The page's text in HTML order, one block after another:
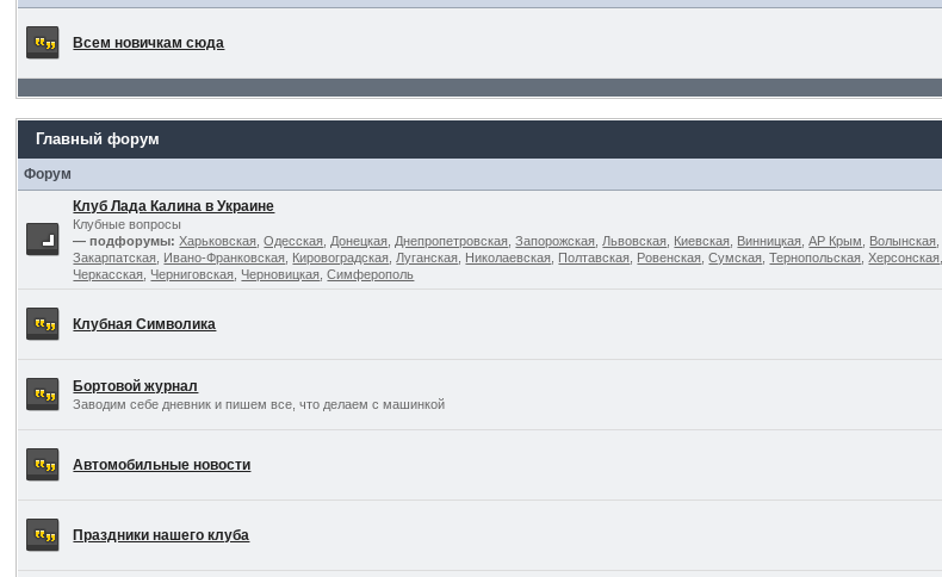
Всем новичкам сюда
Главный форум
Форум
Клуб Лада Калина в Украине
Клубные вопросы
— подфорумы: Харьковская ,Одесская Донецкая Днепропетровская ,Запорожская Львовская Киевская Винницкая ,АР Крым Волынская
Закарпатская Ивано-Франковская Кировоградская Луганская Николаевская Полтавская Ровенская ,Сумская ,Тернопольская ,Херсонская
Черкасская Черниговская Черновицкая ,Симферополь
Клубная Символика
Бортовой журнал
Заводим себе дневник и пишем все, что делаем с машинкой
Автомобильные новости
Праздники нашего клуба